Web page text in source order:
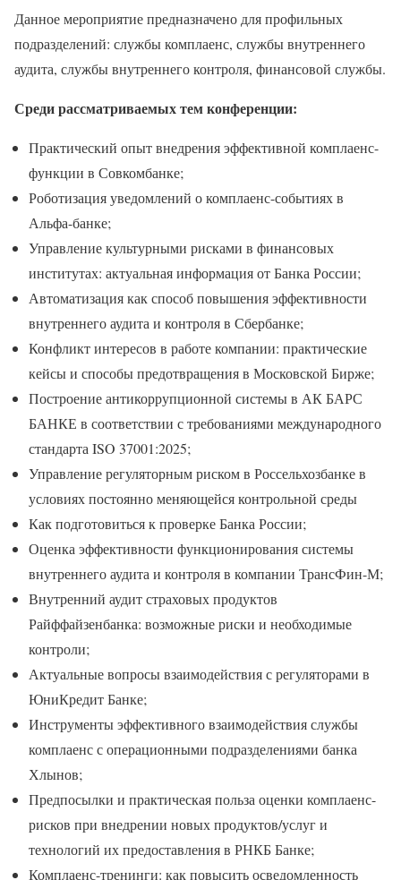
Данное мероприятие предназначено для профильных
подразделений: службы комплаенс, службы внутреннего
аудита, службы внутреннего контроля, финансовой службы.
Среди рассматриваемых тем конференции:
Практический опыт внедрения эффективной комплаенс-
функции в Совкомбанке;
Роботизация уведомлений о комплаенс-событиях в
Альфа-банке;
Управление культурными рисками в финансовых
институтах: актуальная информация от Банка России;
Автоматизация как способ повышения эффективности
внутреннего аудита и контроля в Сбербанке;
Конфликт интересов в работе компании: практические
кейсы и способы предотвращения в Московской Бирже;
Построение антикоррупционной системы в АК БАРС
БАНКЕ в соответствии с требованиями международного
стандарта ISO 37001:2025;
Управление регуляторным риском в Россельхозбанке в
условиях постоянно меняющейся контрольной среды
Как подготовиться к проверке Банка России;
Оценка эффективности функционирования системы
внутреннего аудита и контроля в компании ТрансФин-М;
Внутренний аудит страховых продуктов
Райффайзенбанка: возможные риски и необходимые
контроли;
Актуальные вопросы взаимодействия с регуляторами в
ЮниКредит Банке;
Инструменты эффективного взаимодействия службы
комплаенс с операционными подразделениями банка
Хлынов;
Предпосылки и практическая польза оценки комплаенс-
рисков при внедрении новых продуктов/услуг и
технологий их предоставления в РНКБ Банке;
Комплаенс-тренинги: как повысить осведомленность